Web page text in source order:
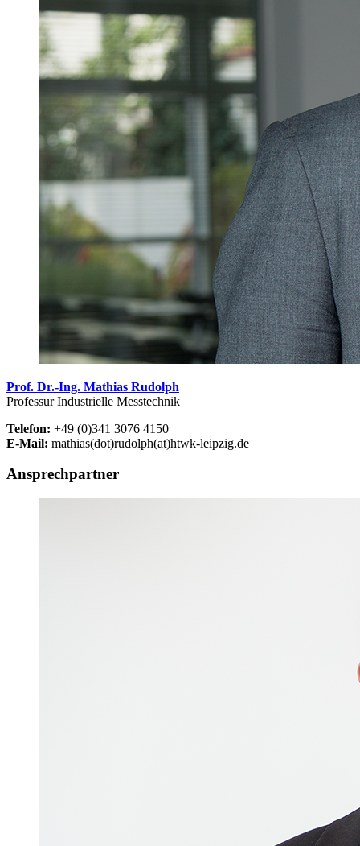
Prof. Dr.-Ing. Mathias Rudolph
Professur Industrielle Messtechnik
Telefon: +49 (0)341 3076 4150
E-Mail: mathias(dot)rudolph(at)htwk-leipzig.de
Ansprechpartner